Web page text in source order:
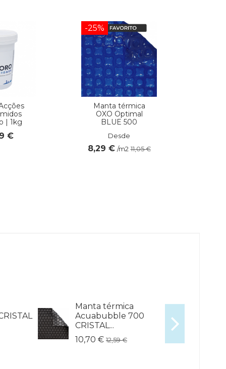
| 1kg
€
-25%
Manta térmica
OXO Optimal
BLUE 500
Desde
8,29 € /m2 11,05 €
Manta térmica
Acuabubble 700
CRISTAL...
10,70 € 12,59 €